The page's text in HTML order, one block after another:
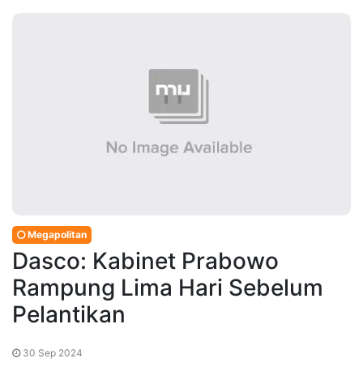
Megapolitan
Dasco: Kabinet Prabowo
Rampung Lima Hari Sebelum
Pelantikan
30 Sep 2024